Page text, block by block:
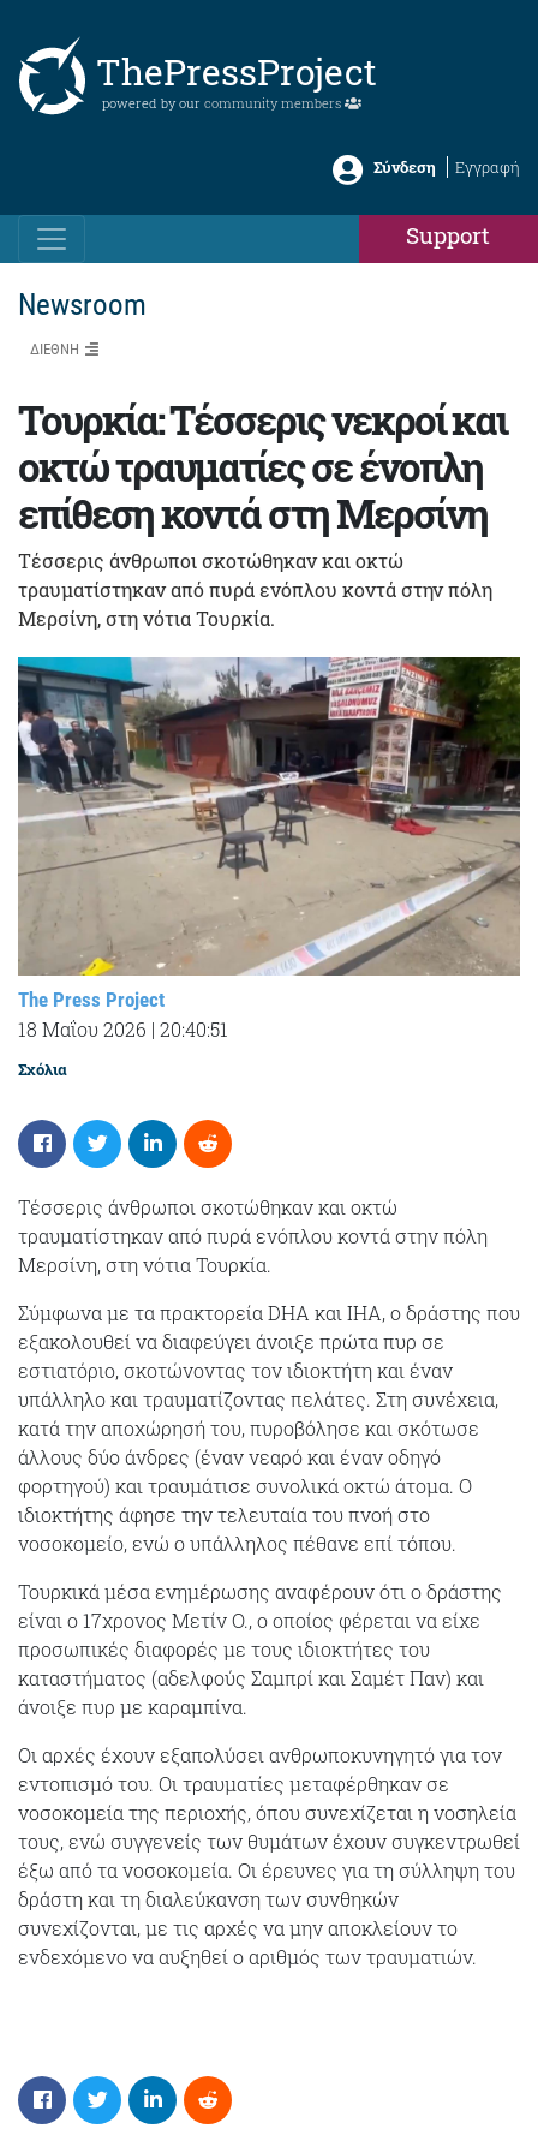
ThePressProject
powered by our community members
Σύνδεση Εγγραφή
Support
Newsroom
ΔΙΕΘΝΗ
Τουρκία: Τέσσερις νεκροί και
οκτώ τραυματίες σε ένοπλη
επίθεση κοντά στη Μερσίνη
Τέσσερις άνθρωποι σκοτώθηκαν και οκτώ
τραυματίστηκαν από πυρά ενόπλου κοντά στην πόλη
Μερσίνη, στη νότια Τουρκία.
The Press Project
18 Μαΐου 2026 | 20:40:51
Σχόλια
Τέσσερις άνθρωποι σκοτώθηκαν και οκτώ
τραυματίστηκαν από πυρά ενόπλου κοντά στην πόλη
Μερσίνη, στη νότια Τουρκία.
Σύμφωνα με τα πρακτορεία DHA και IHA, ο δράστης που
εξακολουθεί να διαφεύγει άνοιξε πρώτα πυρ σε
εστιατόριο, σκοτώνοντας τον ιδιοκτήτη και έναν
υπάλληλο και τραυματίζοντας πελάτες. Στη συνέχεια,
κατά την αποχώρησή του, πυροβόλησε και σκότωσε
άλλους δύο άνδρες (έναν νεαρό και έναν οδηγό
φορτηγού) και τραυμάτισε συνολικά οκτώ άτομα. Ο
ιδιοκτήτης άφησε την τελευταία του πνοή στο
νοσοκομείο, ενώ ο υπάλληλος πέθανε επί τόπου.
Τουρκικά μέσα ενημέρωσης αναφέρουν ότι ο δράστης
είναι ο 17χρονος Μετίν Ο., ο οποίος φέρεται να είχε
προσωπικές διαφορές με τους ιδιοκτήτες του
καταστήματος (αδελφούς Σαμπρί και Σαμέτ Παν) και
άνοιξε πυρ με καραμπίνα.
Οι αρχές έχουν εξαπολύσει ανθρωποκυνηγητό για τον
εντοπισμό του. Οι τραυματίες μεταφέρθηκαν σε
νοσοκομεία της περιοχής, όπου συνεχίζεται η νοσηλεία
τους, ενώ συγγενείς των θυμάτων έχουν συγκεντρωθεί
έξω από τα νοσοκομεία. Οι έρευνες για τη σύλληψη του
δράστη και τη διαλεύκανση των συνθηκών
συνεχίζονται, με τις αρχές να μην αποκλείουν το
ενδεχόμενο να αυξηθεί ο αριθμός των τραυματιών.